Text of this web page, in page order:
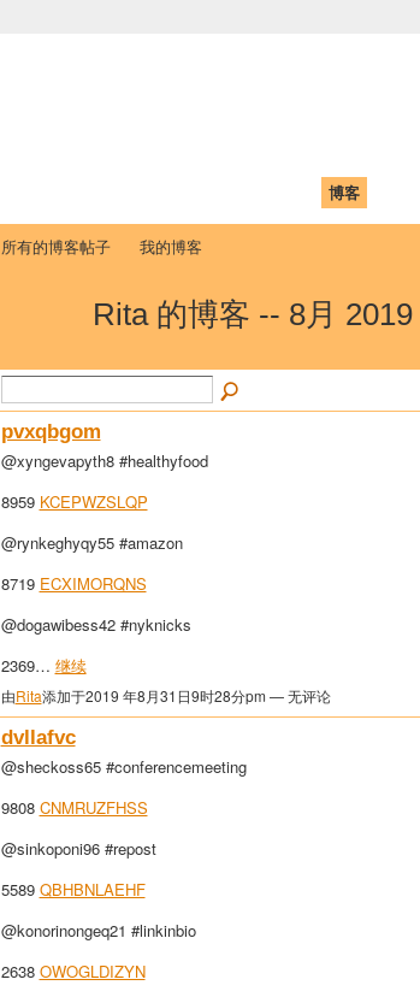
博客
所有的博客帖子 我的博客
Rita 的博客 -- 8月
pvxqbgom
@xyngevapyth8 #healthyfood
8959 KCEPWZSLQP
@rynkeghyqy55 #amazon
8719 ECXIMORQNS
@dogawibess42 #nyknicks
2369… 继续
由Rita添加于2019 年8月31日9时28分pm — 无评论
dvllafvc
@sheckoss65 #conferencemeeting
9808 CNMRUZFHSS
@sinkoponi96 #repost
5589 QBHBNLAEHF
@konorinongeq21 #linkinbio
2638 OWOGLDIZYN